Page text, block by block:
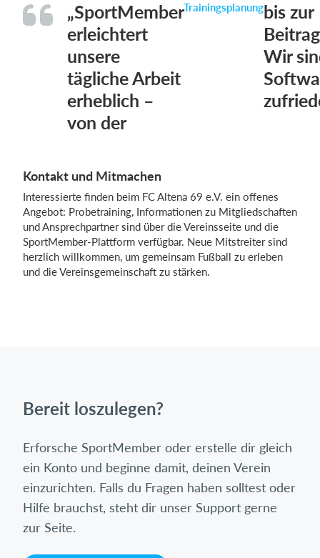
„SportMember
erleichtert
unsere
tägliche Arbeit
erheblich –
von der
Trainingsplanungbis zur
Wir
Kontakt und Mitmachen
Interessierte finden beim FC Altena 69 e.V. ein offenes
Angebot: Probetraining, Informationen zu Mitgliedschaften
und Ansprechpartner sind über die Vereinsseite und die
SportMember-Plattform verfügbar. Neue Mitstreiter sind
herzlich willkommen, um gemeinsam Fußball zu erleben
und die Vereinsgemeinschaft zu stärken.
Bereit loszulegen?
Erforsche SportMember oder erstelle dir gleich
ein Konto und beginne damit, deinen Verein
einzurichten. Falls du Fragen haben solltest oder
Hilfe brauchst, steht dir unser Support gerne
zur Seite.